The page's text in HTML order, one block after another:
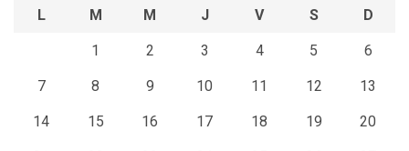
L M M J V S D
1 2 3 4 5 6
7 8 9 10 11 12 13
14 15 16 17 18 19 20